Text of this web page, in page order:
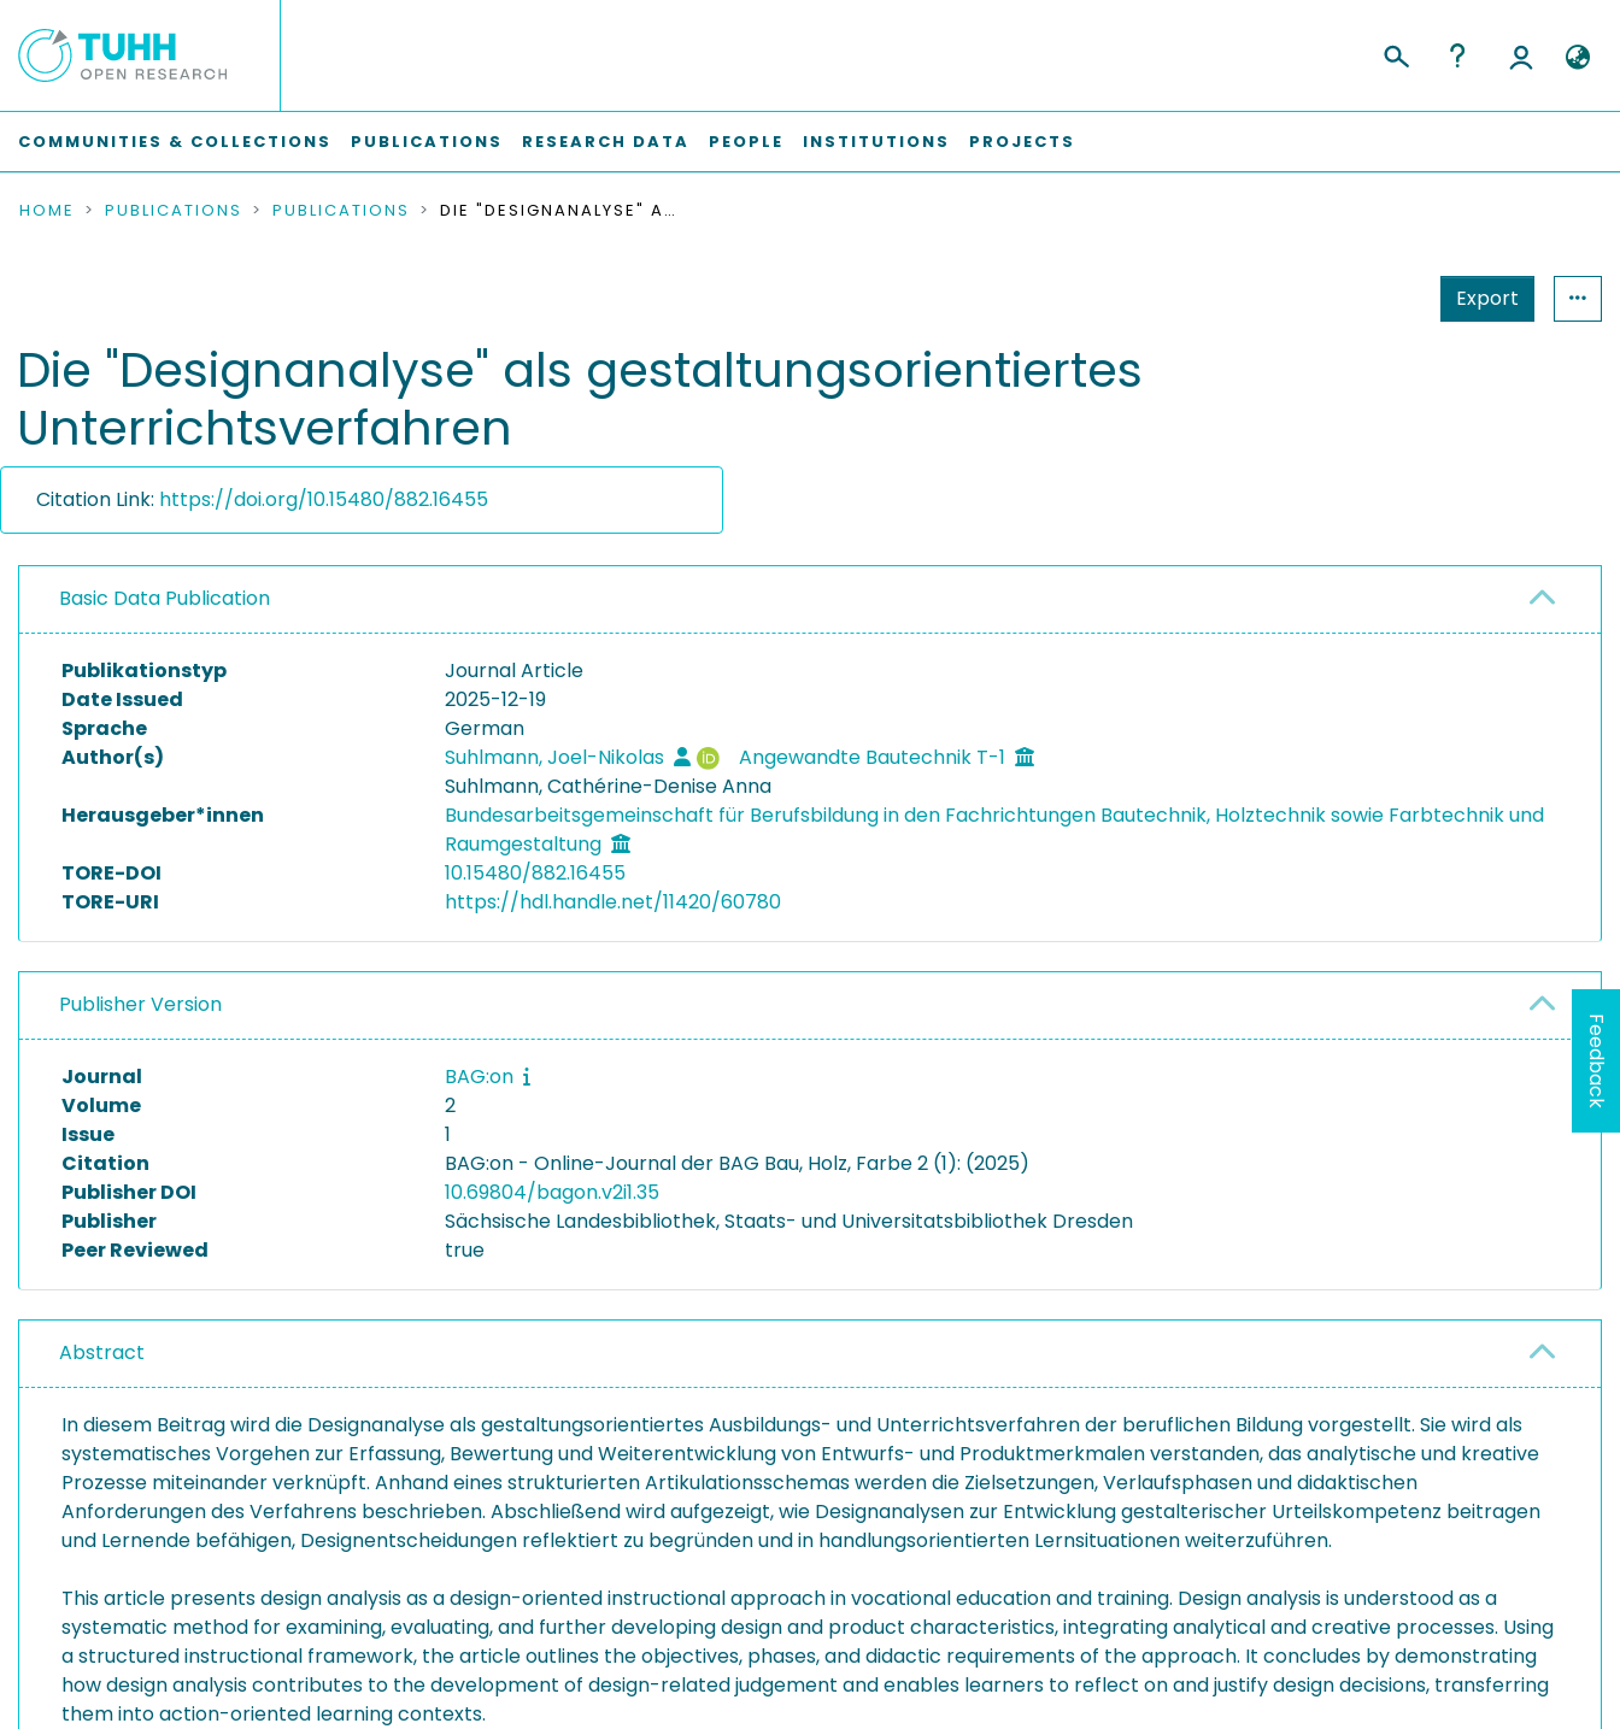
COMMUNITIES & COLLECTIONS PUBLICATIONS RESEARCH DATA PEOPLE INSTITUTIONS PROJECTS
HOME PUBLICATIONS PUBLICATIONS DIE "DESIGNANALYSE" ALS GESTALTUNGSORIENTIERTES UNTERRICHTSVERFAHREN
Export
Die "Designanalyse" als gestaltungsorientiertes
Unterrichtsverfahren
Citation Link: https://doi.org/10.15480/882.16455
Basic Data Publication
Publikationstyp
Journal Article
Date Issued
2025-12-19
Sprache
German
Author(s)
Suhlmann, Joel-Nikolas
Angewandte Bautechnik T-1
Suhlmann, Cathérine-Denise Anna
Herausgeber*innen
Bundesarbeitsgemeinschaft für Berufsbildung in den Fachrichtungen Bautechnik, Holztechnik sowie Farbtechnik und
Raumgestaltung
TORE-DOI
10.15480/882.16455
TORE-URI
https://hdl.handle.net/11420/60780
Publisher Version
Journal
BAG:on
Volume
2
Issue
1
Citation
BAG:on - Online-Journal der BAG Bau, Holz, Farbe 2 (1): (2025)
Publisher DOI
10.69804/bagon.v2i1.35
Publisher
Sächsische Landesbibliothek, Staats- und Universitatsbibliothek Dresden
Peer Reviewed
true
Abstract
In diesem Beitrag wird die Designanalyse als gestaltungsorientiertes Ausbildungs- und Unterrichtsverfahren der beruflichen Bildung vorgestellt. Sie wird als
systematisches Vorgehen zur Erfassung, Bewertung und Weiterentwicklung von Entwurfs- und Produktmerkmalen verstanden, das analytische und kreative
Prozesse miteinander verknüpft. Anhand eines strukturierten Artikulationsschemas werden die Zielsetzungen, Verlaufsphasen und didaktischen
Anforderungen des Verfahrens beschrieben. Abschließend wird aufgezeigt, wie Designanalysen zur Entwicklung gestalterischer Urteilskompetenz beitragen
und Lernende befähigen, Designentscheidungen reflektiert zu begründen und in handlungsorientierten Lernsituationen weiterzuführen.
This article presents design analysis as a design-oriented instructional approach in vocational education and training. Design analysis is understood as a
systematic method for examining, evaluating, and further developing design and product characteristics, integrating analytical and creative processes. Using
a structured instructional framework, the article outlines the objectives, phases, and didactic requirements of the approach. It concludes by demonstrating
how design analysis contributes to the development of design-related judgement and enables learners to reflect on and justify design decisions, transferring
them into action-oriented learning contexts.
Feedback